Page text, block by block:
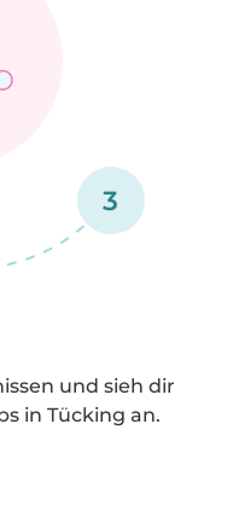
3
und sieh dir
in Tücking an.